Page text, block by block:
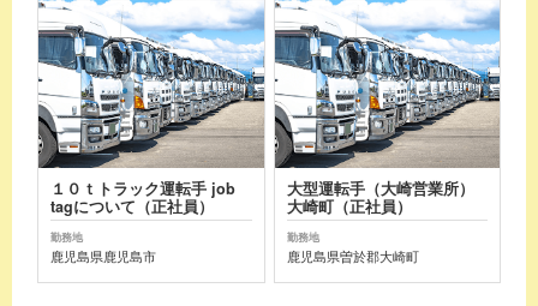
１０ｔトラック運転手 job
tagについて（正社員）
勤務地
鹿児島県鹿児島市
大型運転手（大崎営業所）
大崎町（正社員）
勤務地
鹿児島県曽於郡大崎町